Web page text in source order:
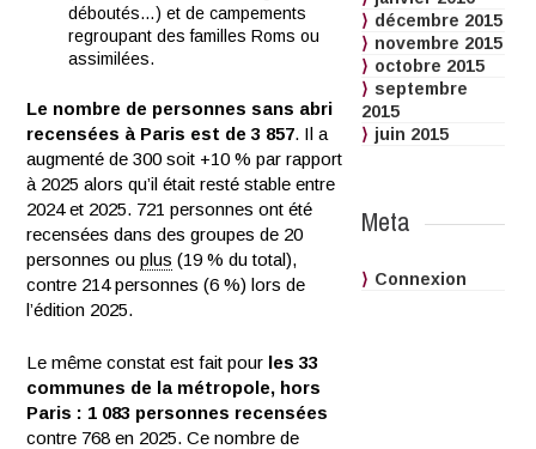
déboutés…) et de campements
regroupant des familles Roms ou
assimilées.
Le nombre de personnes sans abri
recensées à Paris est de 3 857. Il a
augmenté de 300 soit +10 % par rapport
à 2025 alors qu’il était resté stable entre
2024 et 2025. 721 personnes ont été
recensées dans des groupes de 20
personnes ouplus (19 % du total),
contre 214 personnes (6 %) lors de
l’édition 2025.
Le même constat est fait pour les 33
communes de la métropole, hors
Paris : 1 083 personnes recensées
contre 768 en 2025. Ce nombre de
décembre 2015
novembre 2015
octobre 2015
septembre
2015
juin 2015
Meta
Connexion